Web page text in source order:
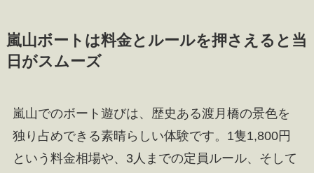
嵐山ボートは料金とルールを押さえると当
日がスムーズ
嵐山でのボート遊びは、歴史ある渡月橋の景色を
独り占めできる素晴らしい体験です。1隻1,800円
という料金相場や、3人までの定員ルール、そして